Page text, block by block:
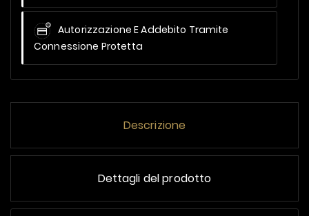
Autorizzazione E Addebito Tramite
Connessione Protetta
Descrizione
Dettagli del prodotto